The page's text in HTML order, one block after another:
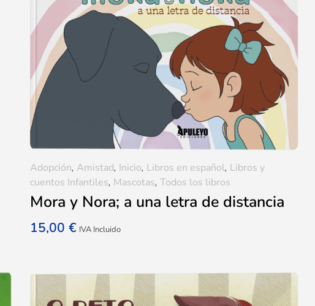
Mora y Nora; a una letra de distancia
15,00 € IVA Incluido
Adopción, Amistad, Inicio, Libros en español, Libros y
cuentos Infantiles, Mascotas, Todos los libros